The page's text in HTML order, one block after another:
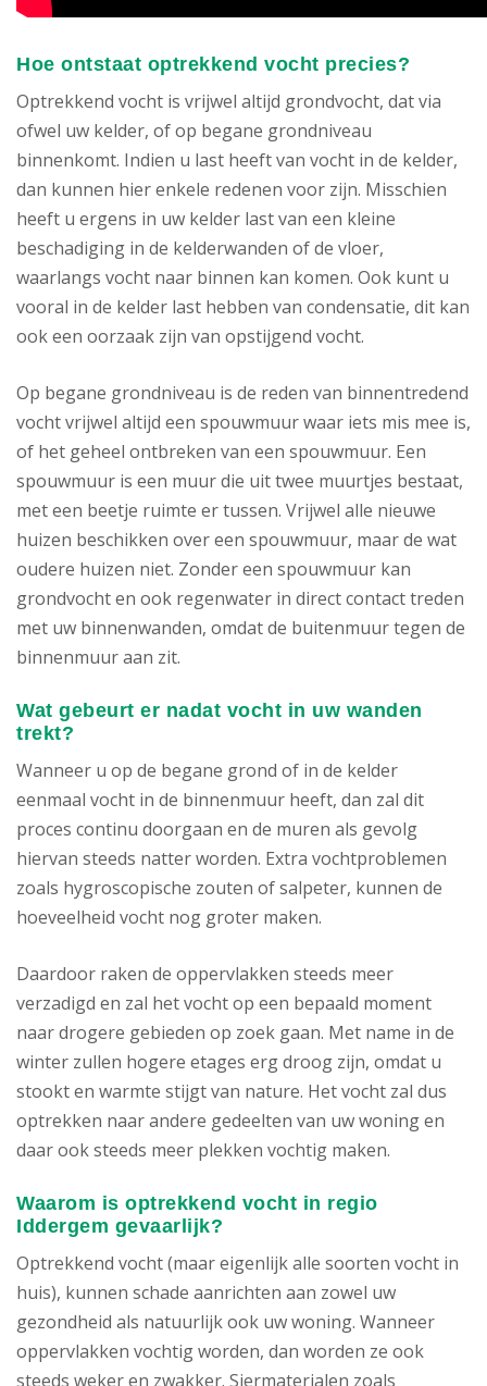
Hoe ontstaat optrekkend vocht precies?
Optrekkend vocht is vrijwel altijd grondvocht, dat via
ofwel uw kelder, of op begane grondniveau
binnenkomt. Indien u last heeft van vocht in de kelder,
dan kunnen hier enkele redenen voor zijn. Misschien
heeft u ergens in uw kelder last van een kleine
beschadiging in de kelderwanden of de vloer,
waarlangs vocht naar binnen kan komen. Ook kunt u
vooral in de kelder last hebben van condensatie, dit kan
ook een oorzaak zijn van opstijgend vocht.
Op begane grondniveau is de reden van binnentredend
vocht vrijwel altijd een spouwmuur waar iets mis mee is,
of het geheel ontbreken van een spouwmuur. Een
spouwmuur is een muur die uit twee muurtjes bestaat,
met een beetje ruimte er tussen. Vrijwel alle nieuwe
huizen beschikken over een spouwmuur, maar de wat
oudere huizen niet. Zonder een spouwmuur kan
grondvocht en ook regenwater in direct contact treden
met uw binnenwanden, omdat de buitenmuur tegen de
binnenmuur aan zit.
Wat gebeurt er nadat vocht in uw wanden
trekt?
Wanneer u op de begane grond of in de kelder
eenmaal vocht in de binnenmuur heeft, dan zal dit
proces continu doorgaan en de muren als gevolg
hiervan steeds natter worden. Extra vochtproblemen
zoals hygroscopische zouten of salpeter, kunnen de
hoeveelheid vocht nog groter maken.
Daardoor raken de oppervlakken steeds meer
verzadigd en zal het vocht op een bepaald moment
naar drogere gebieden op zoek gaan. Met name in de
winter zullen hogere etages erg droog zijn, omdat u
stookt en warmte stijgt van nature. Het vocht zal dus
optrekken naar andere gedeelten van uw woning en
daar ook steeds meer plekken vochtig maken.
Waarom is optrekkend vocht in regio
Iddergem gevaarlijk?
Optrekkend vocht (maar eigenlijk alle soorten vocht in
huis), kunnen schade aanrichten aan zowel uw
gezondheid als natuurlijk ook uw woning. Wanneer
oppervlakken vochtig worden, dan worden ze ook
steeds weker en zwakker. Siermaterialen zoals